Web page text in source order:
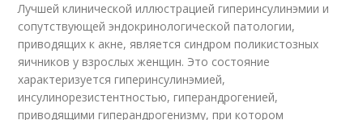
Лучшей клинической иллюстрацией гиперинсулинэмии и
сопутствующей эндокринологической патологии,
приводящих к акне, является синдром поликистозных
яичников у взрослых женщин. Это состояние
характеризуется гиперинсулинэмией,
инсулинорезистентностью, гиперандрогенией,
приводящими гиперандрогенизму, при котором